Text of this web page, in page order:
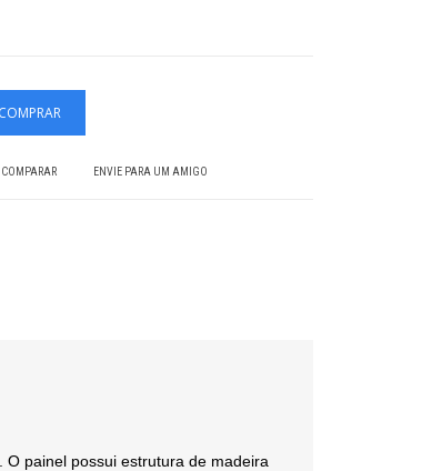
COMPARAR ENVIE PARA UM AMIGO
O painel possui estrutura de madeira